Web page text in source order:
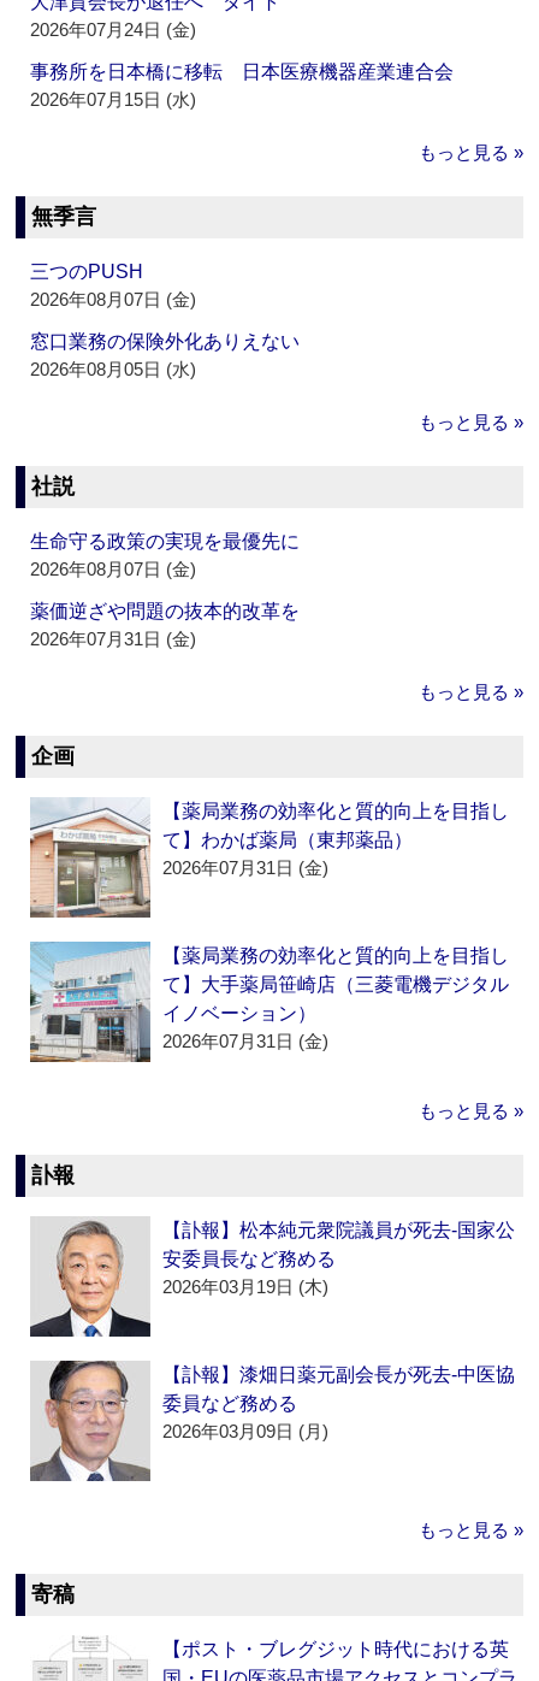
2026年07月24日 (金)
事務所を日本橋に移転 日本医療機器産業連合会
2026年07月15日 (水)
もっと見る »
無季言
三つのPUSH
2026年08月07日 (金)
窓口業務の保険外化ありえない
2026年08月05日 (水)
もっと見る »
社説
生命守る政策の実現を最優先に
2026年08月07日 (金)
薬価逆ざや問題の抜本的改革を
2026年07月31日 (金)
もっと見る »
企画
【薬局業務の効率化と質的向上を目指し
て】わかば薬局（東邦薬品）
2026年07月31日 (金)
【薬局業務の効率化と質的向上を目指し
て】大手薬局笹崎店（三菱電機デジタル
イノベーション）
2026年07月31日 (金)
もっと見る »
訃報
【訃報】松本純元衆院議員が死去‐国家公
安委員長など務める
2026年03月19日 (木)
【訃報】漆畑日薬元副会長が死去‐中医協
委員など務める
2026年03月09日 (月)
もっと見る »
寄稿
【ポスト・ブレグジット時代における英